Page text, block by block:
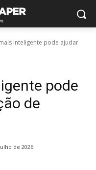
inteligente pode ajudar
pode
de
de 2026